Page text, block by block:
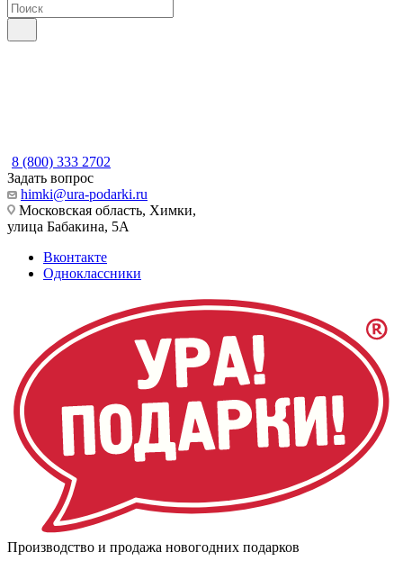
8 (800) 333 2702
Задать вопрос
himki@ura-podarki.ru
Московская область, Химки,
улица Бабакина, 5А
Вконтакте
Одноклассники
Производство и продажа новогодних подарков